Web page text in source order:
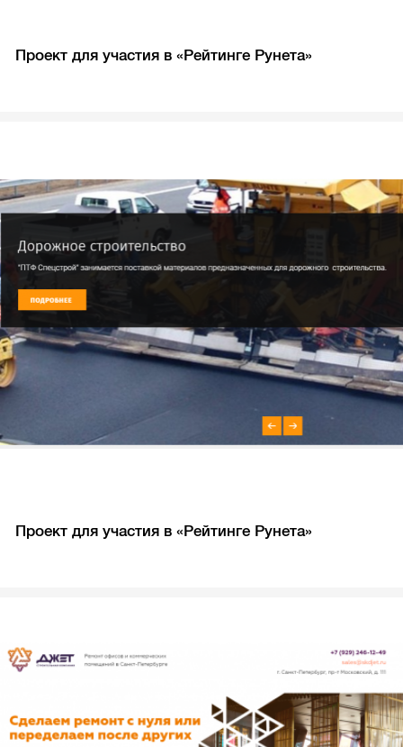
Проект для участия в «Рейтинге Рунета»
Проект для участия в «Рейтинге Рунета»